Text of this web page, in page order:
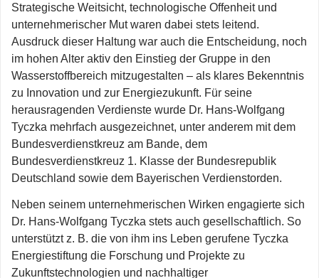
Strategische Weitsicht, technologische Offenheit und
unternehmerischer Mut waren dabei stets leitend.
Ausdruck dieser Haltung war auch die Entscheidung, noch
im hohen Alter aktiv den Einstieg der Gruppe in den
Wasserstoffbereich mitzugestalten – als klares Bekenntnis
zu Innovation und zur Energiezukunft. Für seine
herausragenden Verdienste wurde Dr. Hans‑Wolfgang
Tyczka mehrfach ausgezeichnet, unter anderem mit dem
Bundesverdienstkreuz am Bande, dem
Bundesverdienstkreuz 1. Klasse der Bundesrepublik
Deutschland sowie dem Bayerischen Verdienstorden.
Neben seinem unternehmerischen Wirken engagierte sich
Dr. Hans-Wolfgang Tyczka stets auch gesellschaftlich. So
unterstützt z. B. die von ihm ins Leben gerufene Tyczka
Energiestiftung die Forschung und Projekte zu
Zukunftstechnologien und nachhaltiger